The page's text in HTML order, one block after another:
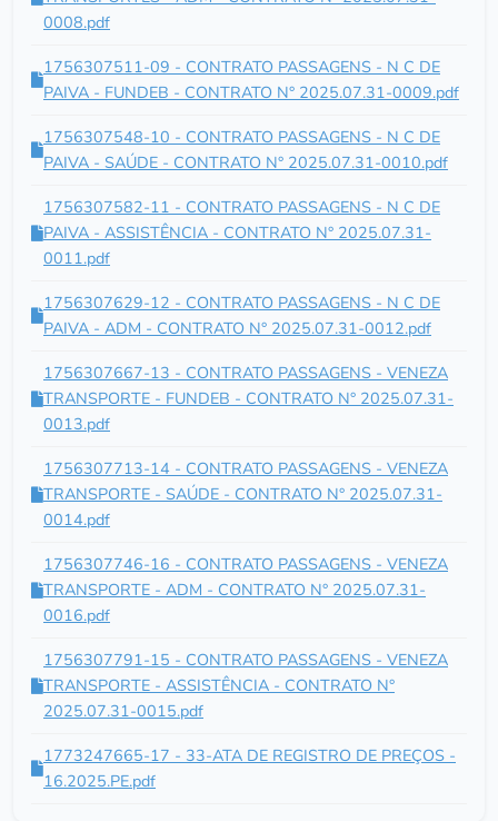
0008.pdf
1756307511-09 - CONTRATO PASSAGENS - N C DE
PAIVA - FUNDEB - CONTRATO N° 2025.07.31-0009.pdf
1756307548-10 - CONTRATO PASSAGENS - N C DE
PAIVA - SAÚDE - CONTRATO N° 2025.07.31-0010.pdf
1756307582-11 - CONTRATO PASSAGENS - N C DE
PAIVA - ASSISTÊNCIA - CONTRATO N° 2025.07.31-
0011.pdf
1756307629-12 - CONTRATO PASSAGENS - N C DE
PAIVA - ADM - CONTRATO N° 2025.07.31-0012.pdf
1756307667-13 - CONTRATO PASSAGENS - VENEZA
TRANSPORTE - FUNDEB - CONTRATO N° 2025.07.31-
0013.pdf
1756307713-14 - CONTRATO PASSAGENS - VENEZA
TRANSPORTE - SAÚDE - CONTRATO N° 2025.07.31-
0014.pdf
1756307746-16 - CONTRATO PASSAGENS - VENEZA
TRANSPORTE - ADM - CONTRATO N° 2025.07.31-
0016.pdf
1756307791-15 - CONTRATO PASSAGENS - VENEZA
TRANSPORTE - ASSISTÊNCIA - CONTRATO N°
2025.07.31-0015.pdf
1773247665-17 - 33-ATA DE REGISTRO DE PREÇOS -
16.2025.PE.pdf